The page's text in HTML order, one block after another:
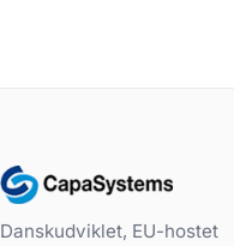
Danskudviklet, EU-hostet